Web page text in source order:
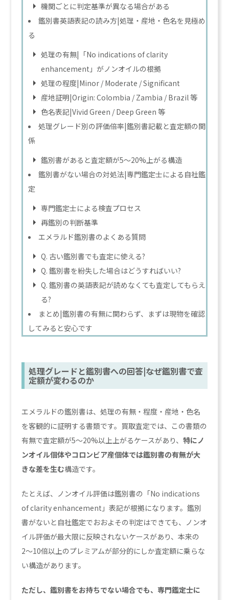
機関ごとに判定基準が異なる場合がある
鑑別書英語表記の読み方|処理・産地・色名を見極め
る
処理の有無|「No indications of clarity
enhancement」がノンオイルの根拠
処理の程度|Minor / Moderate / Significant
産地証明|Origin: Colombia / Zambia / Brazil 等
色名表記|Vivid Green / Deep Green 等
処理グレード別の評価倍率|鑑別書記載と査定額の関
係
鑑別書があると査定額が5〜20%上がる構造
鑑別書がない場合の対処法|専門鑑定士による自社鑑
定
専門鑑定士による検査プロセス
再鑑別の判断基準
エメラルド鑑別書のよくある質問
Q. 古い鑑別書でも査定に使える?
Q. 鑑別書を紛失した場合はどうすればいい?
Q. 鑑別書の英語表記が読めなくても査定してもらえ
る?
まとめ|鑑別書の有無に関わらず、まずは現物を確認
してみると安心です
処理グレードと鑑別書への回答|なぜ鑑別書で査
定額が変わるのか
エメラルドの鑑別書は、処理の有無・程度・産地・色名
を客観的に証明する書類です。買取査定では、この書類の
有無で査定額が5〜20%以上上がるケースがあり、特にノ
ンオイル個体やコロンビア産個体では鑑別書の有無が大
きな差を生む構造です。
たとえば、ノンオイル評価は鑑別書の「No indications
of clarity enhancement」表記が根拠になります。鑑別
書がないと自社鑑定でおおよその判定はできても、ノンオ
イル評価が最大限に反映されないケースがあり、本来の
2〜10倍以上のプレミアムが部分的にしか査定額に乗らな
い構造があります。
ただし、鑑別書をお持ちでない場合でも、専門鑑定士に